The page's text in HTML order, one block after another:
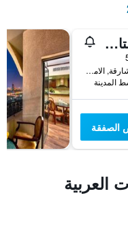
فندق كريستال بلازا
شارع القاسمي, الشارقة, الامارات العربية المتحدة
الصفقة
العربية